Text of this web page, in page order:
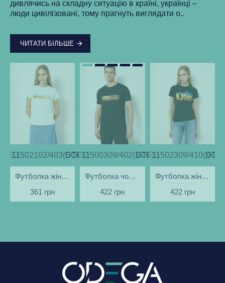
дивлячись на складну ситуацію в країні, українці –
люди цивілізовані, тому прагнуть виглядати о..
ЧИТАТИ БІЛЬШЕ
403(SOLS)
Футболка жіноча Ukraine Поле біла - DTF11502
361 грн
DTF11500309/402(SOLS)
Футболка чоловіча Ukraine Вечір чорна - DTF11500
422 грн
DTF11502309/
Футболка жіноча Київ вечірній чорна - DTF11502
422 грн